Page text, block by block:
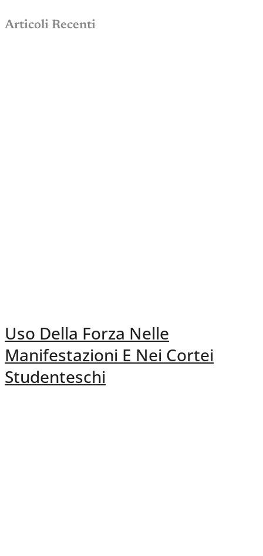
Articoli Recenti
Uso Della Forza Nelle
Manifestazioni E Nei Cortei
Studenteschi